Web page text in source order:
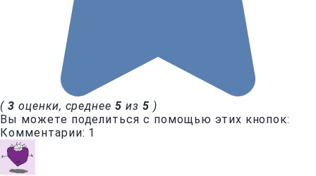
( 3 оценки, среднее5 из5 )
Вы можете поделиться с помощью этих кнопок:
Комментарии: 1